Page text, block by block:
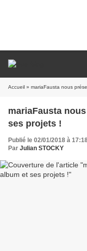
Accueil » mariaFausta nous
mariaFausta
ses projets !
Publié le 02/01/2018 à
Par Julian STOCKY